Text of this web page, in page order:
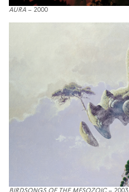
AURA – 2000